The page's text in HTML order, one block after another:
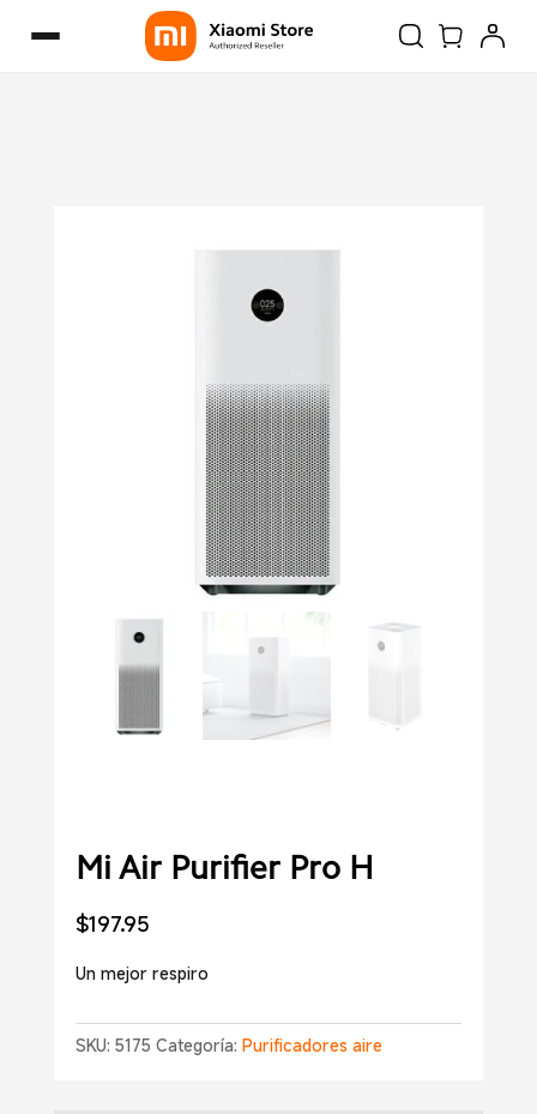
Mi Air Purifier Pro H
$197.95
Un mejor respiro
SKU: 5175 Categoría: Purificadores aire